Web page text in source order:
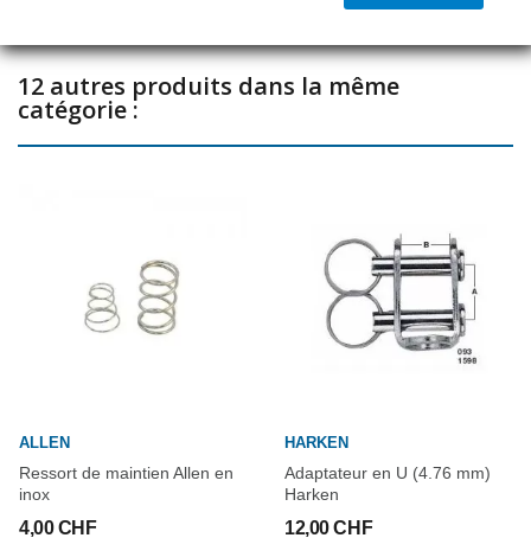
12 autres produits dans la même
catégorie :
ALLEN
Ressort de maintien Allen en
inox
4,00 CHF
HARKEN
Adaptateur en U (4.76 mm)
Harken
12,00 CHF